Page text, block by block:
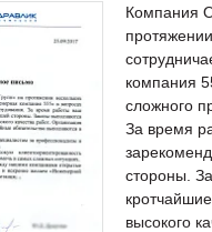
Компания
компания
сложного
За время
стороны.
высокого